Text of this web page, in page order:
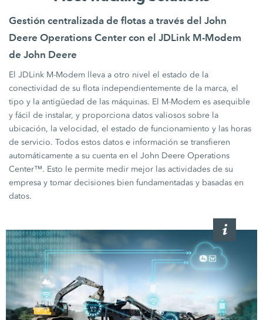
Gestión centralizada de flotas a través del John
Deere Operations Center con el JDLink M-Modem
de John Deere
El JDLink M-Modem lleva a otro nivel el estado de la
conectividad de su flota independientemente de la marca, el
tipo y la antigüedad de las máquinas. El M-Modem es asequible
y fácil de instalar, y proporciona datos valiosos sobre la
ubicación, la velocidad, el estado de funcionamiento y las horas
de servicio. Todos estos datos e información se transfieren
automáticamente a su cuenta en el John Deere Operations
Center™. Esto le permite medir mejor las actividades de su
empresa y tomar decisiones bien fundamentadas y basadas en
datos.